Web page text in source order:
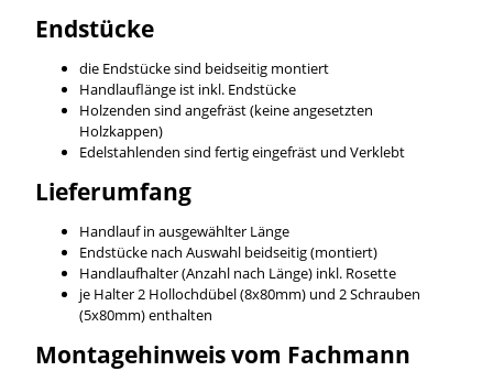
Endstücke
die Endstücke sind beidseitig montiert
Handlauflänge ist inkl. Endstücke
Holzenden sind angefräst (keine angesetzten
Holzkappen)
Edelstahlenden sind fertig eingefräst und Verklebt
Lieferumfang
Handlauf in ausgewählter Länge
Endstücke nach Auswahl beidseitig (montiert)
Handlaufhalter (Anzahl nach Länge) inkl. Rosette
je Halter 2 Hollochdübel (8x80mm) und 2 Schrauben
(5x80mm) enthalten
Montagehinweis vom Fachmann